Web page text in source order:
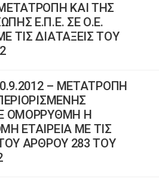
ΚΑΙ ΤΗΣ
Ε.Π.Ε. ΣΕ Ο.Ε.
ΤΙΣ ΔΙΑΤΑΞΕΙΣ ΤΟΥ
– ΜΕΤΑΤΡΟΠΗ
ΟΜΟΡΡΥΘΜΗ Η
ΕΤΑΙΡΕΙΑ ΜΕ ΤΙΣ
ΑΡΘΡΟΥ 283 ΤΟΥ